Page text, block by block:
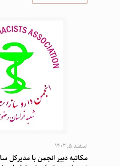
اسفند 5, 1402
مکاتبه دبیر انجمن با مدیرکل